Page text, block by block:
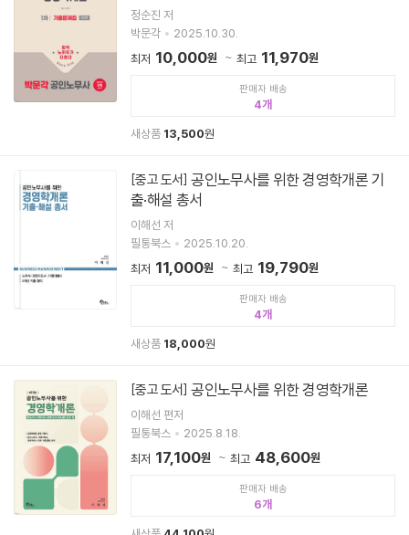
정순진 저
박문각
2025.10.30.
최저 10,000원 최고 11,970원
판매자 배송
4
새상품 13,500원
[중고 도서] 공인노무사를 위한 경영학개론 기
출·해설 총서
이해선 저
필통북스
2025.10.20.
최저 11,000원 최고 19,790원
판매자 배송
4
새상품 18,000원
[중고 도서] 공인노무사를 위한 경영학개론
이해선 편저
필통북스
2025.8.18.
최저 17,100원 최고 48,600원
판매자 배송
6